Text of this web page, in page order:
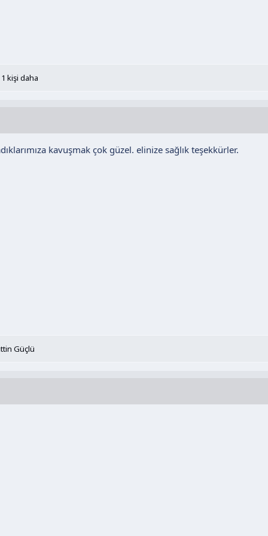
kişi daha
kavuşmak çok güzel. elinize sağlık teşekkürler.
Güçlü